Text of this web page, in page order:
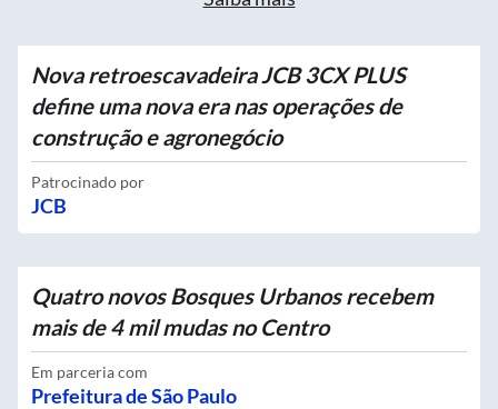
Nova retroescavadeira JCB 3CX PLUS
define uma nova era nas operações de
construção e agronegócio
Patrocinado por
JCB
Quatro novos Bosques Urbanos recebem
mais de 4 mil mudas no Centro
Em parceria com
Prefeitura de São Paulo